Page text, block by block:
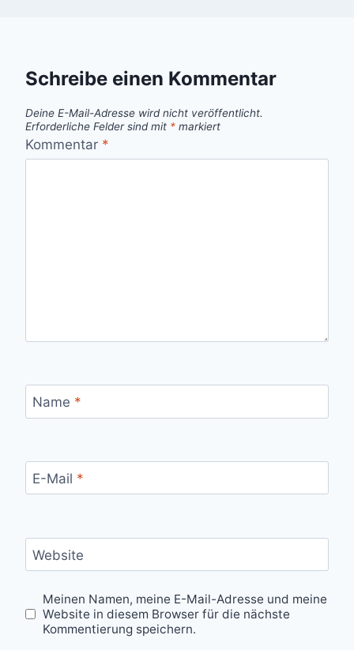
Schreibe einen Kommentar
Deine E-Mail-Adresse wird nicht veröffentlicht.
Erforderliche Felder sind mit * markiert
Kommentar *
Name *
E-Mail *
Website
Meinen Namen, meine E-Mail-Adresse und meine
Website in diesem Browser für die nächste
Kommentierung speichern.